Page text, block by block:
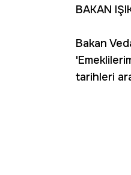
BAKAN
Bakan
tarihleri